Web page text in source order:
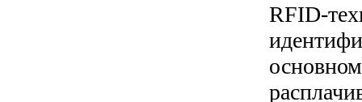
RFID-